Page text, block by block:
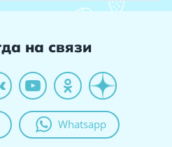
на связи
Whatsapp